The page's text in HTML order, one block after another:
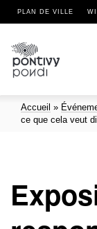
PLAN DE VILLE
Accueil »
ce que cela veut